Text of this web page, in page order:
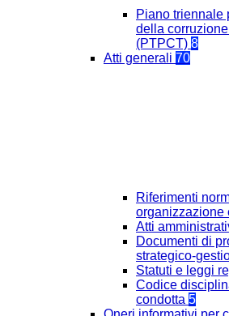
Piano triennale
della
(PTPCT) 8
Atti generali 70
Riferimenti
organizzazione
Atti
Documenti di
strategico-
Statuti e leggi
Codice
condotta 5